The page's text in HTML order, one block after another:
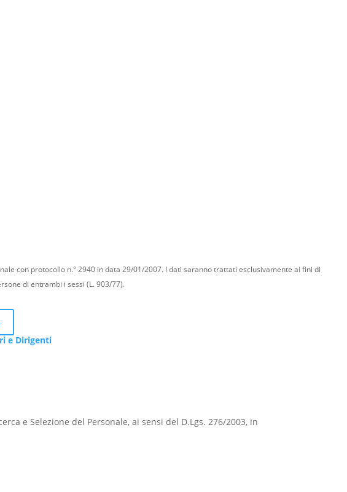
con protocollo n.° 2940 in data 29/01/2007. I dati saranno trattati esclusivamente ai fini di
di entrambi i sessi (L. 903/77).
e Dirigenti
e Selezione del Personale, ai sensi del D.Lgs. 276/2003, in